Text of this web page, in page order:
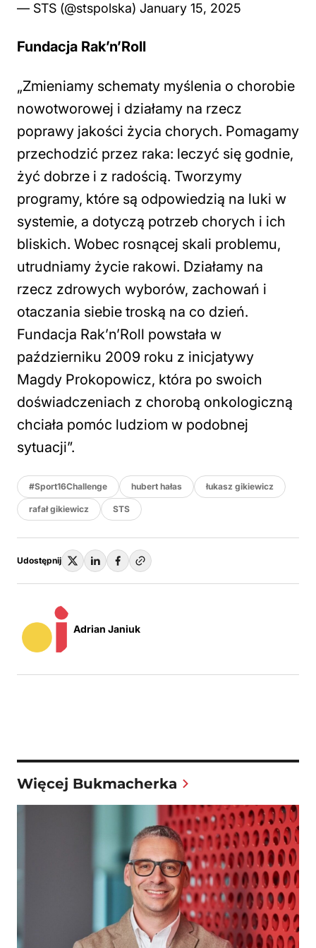
— STS (@stspolska) January 15, 2025
Fundacja Rak’n’Roll
„Zmieniamy schematy myślenia o chorobie
nowotworowej i działamy na rzecz
poprawy jakości życia chorych. Pomagamy
przechodzić przez raka: leczyć się godnie,
żyć dobrze i z radością. Tworzymy
programy, które są odpowiedzią na luki w
systemie, a dotyczą potrzeb chorych i ich
bliskich. Wobec rosnącej skali problemu,
utrudniamy życie rakowi. Działamy na
rzecz zdrowych wyborów, zachowań i
otaczania siebie troską na co dzień.
Fundacja Rak’n’Roll powstała w
październiku 2009 roku z inicjatywy
Magdy Prokopowicz, która po swoich
doświadczeniach z chorobą onkologiczną
chciała pomóc ludziom w podobnej
sytuacji”.
#Sport16Challenge hubert hałas łukasz gikiewicz
rafał gikiewicz STS
Udostępnij
Adrian Janiuk
Więcej Bukmacherka